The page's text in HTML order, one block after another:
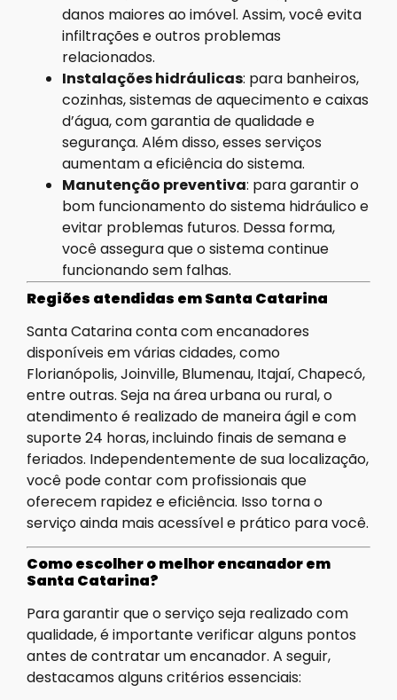
danos maiores ao imóvel. Assim, você evita
infiltrações e outros problemas
relacionados.
Instalações hidráulicas: para banheiros,
cozinhas, sistemas de aquecimento e caixas
d’água, com garantia de qualidade e
segurança. Além disso, esses serviços
aumentam a eficiência do sistema.
Manutenção preventiva: para garantir o
bom funcionamento do sistema hidráulico e
evitar problemas futuros. Dessa forma,
você assegura que o sistema continue
funcionando sem falhas.
Regiões atendidas em Santa Catarina
Santa Catarina conta com encanadores
disponíveis em várias cidades, como
Florianópolis, Joinville, Blumenau, Itajaí, Chapecó,
entre outras. Seja na área urbana ou rural, o
atendimento é realizado de maneira ágil e com
suporte 24 horas, incluindo finais de semana e
feriados. Independentemente de sua localização,
você pode contar com profissionais que
oferecem rapidez e eficiência. Isso torna o
serviço ainda mais acessível e prático para você.
Como escolher o melhor encanador em
Santa Catarina?
Para garantir que o serviço seja realizado com
qualidade, é importante verificar alguns pontos
antes de contratar um encanador. A seguir,
destacamos alguns critérios essenciais: